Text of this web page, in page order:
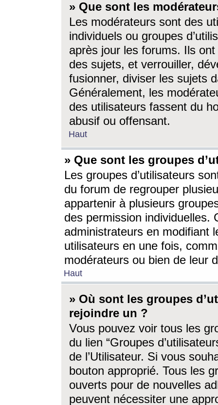
» Que sont les
Les modérateurs sont des
individuels ou groupes
après jour les forums. Ils ont
des sujets, et verrouiller,
fusionner, diviser les sujets
Généralement, les
des utilisateurs fassent du
abusif ou offensant.
Haut
» Que sont les groupes
Les groupes d’utilisateurs
du forum de regrouper
appartenir à plusieurs
des permission individuelles.
administrateurs en modifiant
utilisateurs en une fois,
modérateurs ou bien de leur
Haut
» Où sont les groupes
rejoindre un ?
Vous pouvez voir tous les
du lien “Groupes
de l’Utilisateur. Si vous
bouton approprié. Tous les
ouverts pour de nouvelles
peuvent nécessiter une